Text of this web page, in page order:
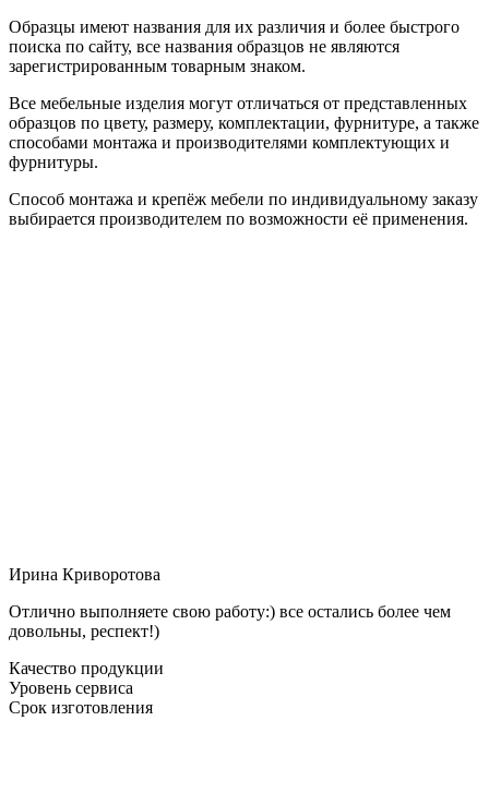
Образцы имеют названия для их различия и более быстрого
поиска по сайту, все названия образцов не являются
зарегистрированным товарным знаком.
Все мебельные изделия могут отличаться от представленных
образцов по цвету, размеру, комплектации, фурнитуре, а также
способами монтажа и производителями комплектующих и
фурнитуры.
Способ монтажа и крепёж мебели по индивидуальному заказу
выбирается производителем по возможности её применения.
Ирина Криворотова
Отлично выполняете свою работу:) все остались более чем
довольны, респект!)
Качество продукции
Уровень сервиса
Срок изготовления